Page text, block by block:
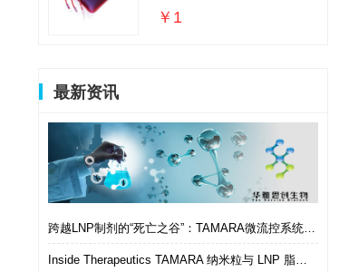
￥1
最新资讯
跨越LNP制剂的“死亡之谷”：TAMARA微流控系统如何实现从筛选到体内的无缝衔接
Inside Therapeutics TAMARA 纳米粒与 LNP 脂质纳米粒递送制剂系统 微流控 LNP 制备平台